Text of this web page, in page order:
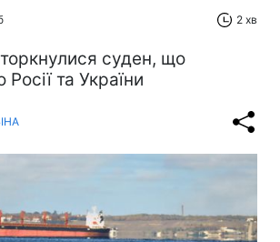
2 хв
суден, що
та України